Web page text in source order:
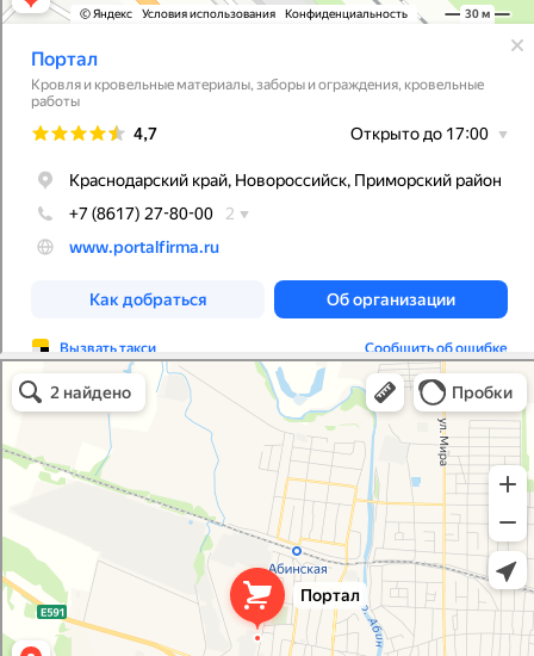
Портал
Кровля и кровельные материалы в Абинске
Фасады и фасадные системы в Абинске